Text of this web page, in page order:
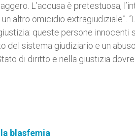
L’accusa è pretestuosa,
altro omicidio extragiudiziale”.
queste persone innocenti
del sistema giudiziario e un
di diritto e nella giustizia
blasfemia